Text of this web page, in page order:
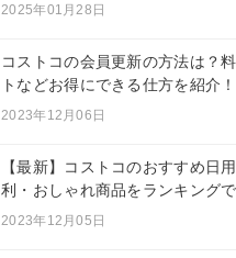
2025年01月28日
コストコの会員更新の方法は？
トなどお得にできる仕方を紹介！
2023年12月06日
【最新】コストコのおすすめ日
利・おしゃれ商品をランキングで
2023年12月05日